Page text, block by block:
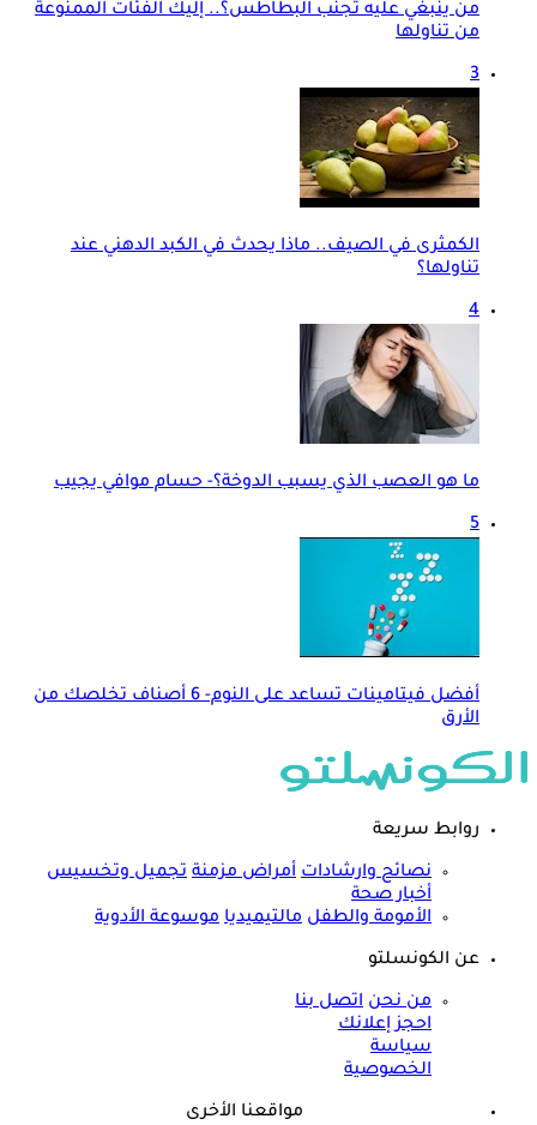
من ينبغي عليه تجنب البطاطس؟.. إليك الفئات الممنوعة
من تناولها
3
الكمثرى في الصيف.. ماذا يحدث في الكبد الدهني عند
تناولها؟
4
ما هو العصب الذي يسبب الدوخة؟- حسام موافي يجيب
5
أفضل فيتامينات تساعد على النوم- 6 أصناف تخلصك من
الأرق
روابط سريعة
نصائح وارشادات أمراض مزمنة تجميل وتخسيس
أخبار صحة
الأمومة والطفل مالتيميديا موسوعة الأدوية
عن الكونسلتو
من نحن اتصل بنا
احجز إعلانك
سياسة
الخصوصية
مواقعنا الأخرى